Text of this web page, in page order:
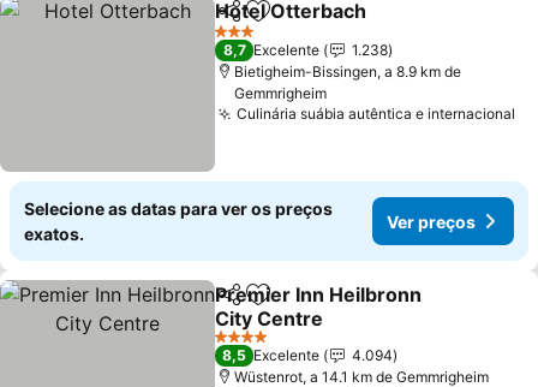
PartilharAdicionar aos favoritos
Hotel Otterbach
3 Estrelas
8,7 Excelente
1.238
Bietigheim-Bissingen, a 8.9 km de
Gemmrigheim
Culinária suábia autêntica e internacional
Selecione as datas para ver os preços
exatos.
Ver preços
PartilharAdicionar aos favoritos
Premier Inn Heilbronn
City Centre
4 Estrelas
8,5 Excelente
4.094
Wüstenrot, a 14.1 km de Gemmrigheim